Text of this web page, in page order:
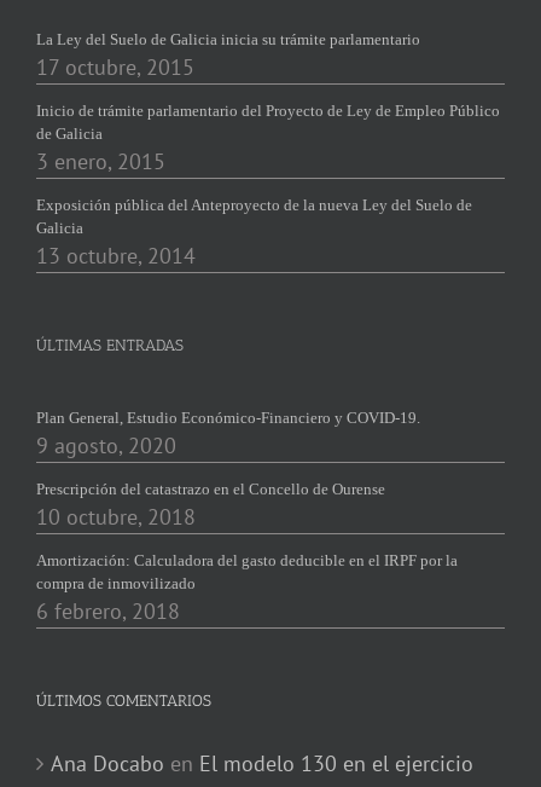
La Ley del Suelo de Galicia inicia su trámite parlamentario
17 octubre, 2015
Inicio de trámite parlamentario del Proyecto de Ley de Empleo Público
de Galicia
3 enero, 2015
Exposición pública del Anteproyecto de la nueva Ley del Suelo de
Galicia
13 octubre, 2014
ÚLTIMAS ENTRADAS
Plan General, Estudio Económico-Financiero y COVID-19.
9 agosto, 2020
Prescripción del catastrazo en el Concello de Ourense
10 octubre, 2018
Amortización: Calculadora del gasto deducible en el IRPF por la
compra de inmovilizado
6 febrero, 2018
ÚLTIMOS COMENTARIOS
Ana Docabo en El modelo 130 en el ejercicio